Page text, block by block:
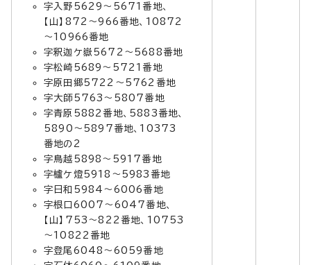
字入野5629～5671番地、
【山】872～966番地、10872
～10966番地
字釈迦ケ嶽5672～5688番地
字松崎5689～5721番地
字原田郷5722～5762番地
字大師5763～5807番地
字青原5882番地、5883番地、
5890～5897番地、10373
番地の2
字鳥越5898～5917番地
字櫨ケ燈5918～5983番地
字日和5984～6006番地
字根口6007～6047番地、
【山】753～822番地、10753
～10822番地
字登尾6048～6059番地